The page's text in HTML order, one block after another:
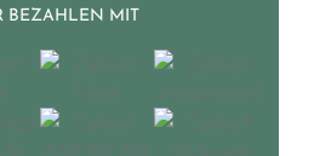
BEZAHLEN MIT